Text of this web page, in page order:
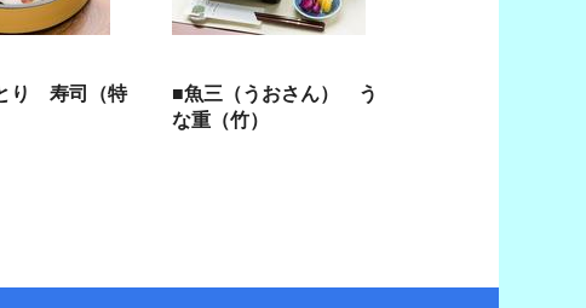
り 寿司（特
■魚三（うおさん） う
な重（竹）